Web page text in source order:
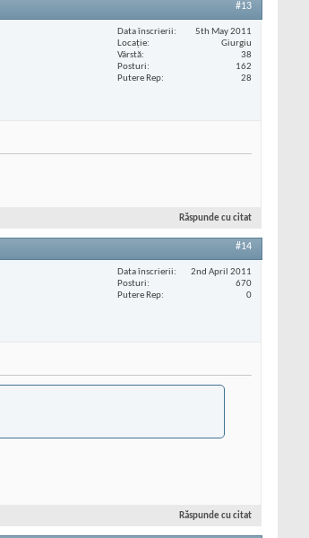
#13
Data înscrierii
5th May 2011
Locaţie
Giurgiu
Vârstă
38
Posturi
162
Putere Rep
28
Răspunde cu citat
#14
Data înscrierii
2nd April 2011
Posturi
670
Putere Rep
0
Răspunde cu citat